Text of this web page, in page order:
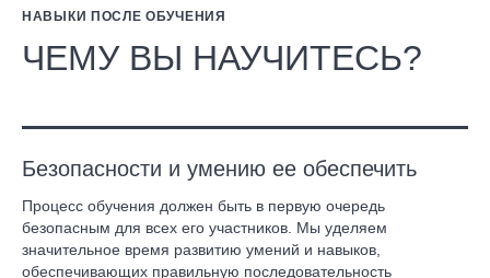
НАВЫКИ ПОСЛЕ ОБУЧЕНИЯ
ЧЕМУ ВЫ НАУЧИТЕСЬ?
Безопасности и умению ее обеспечить
Процесс обучения должен быть в первую очередь
безопасным для всех его участников. Мы уделяем
значительное время развитию умений и навыков,
обеспечивающих правильную последовательность